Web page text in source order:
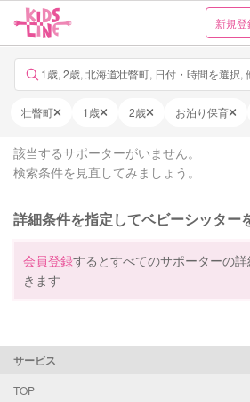
新規登
1歳, 2歳, 北海道壮瞥町, 日付・時間を選択,
壮瞥町 1歳 2歳 お泊り保育
該当するサポーターがいません。
検索条件を見直してみましょう。
詳細条件を指定してベビーシッター
会員登録するとすべてのサポーターの
きます
サービス
TOP